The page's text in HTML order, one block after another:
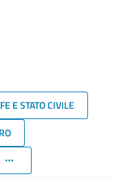
E STATO CIVILE